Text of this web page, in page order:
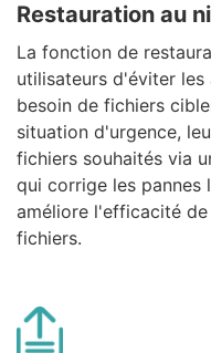
Restauration au
La fonction de
utilisateurs d'éviter
besoin de fichiers
situation d'urgence,
fichiers souhaités via
qui corrige les pannes
améliore l'efficacité
fichiers.